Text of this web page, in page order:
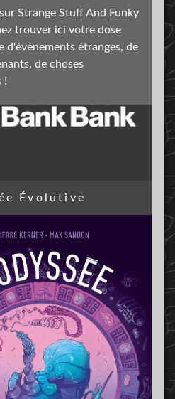
Strange Stuff And Funky
trouver ici votre dose
d'évènements étranges, de
de choses
!
mon activité
Évolutive